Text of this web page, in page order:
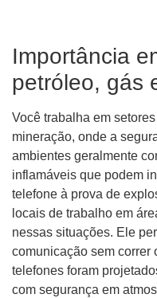
Importância
petróleo, gás
Você trabalha em
mineração, onde a
ambientes geralmente
inflamáveis ​​que podem
telefone à prova de
locais de trabalho em
nessas situações. Ele
comunicação sem correr
telefones foram
com segurança em